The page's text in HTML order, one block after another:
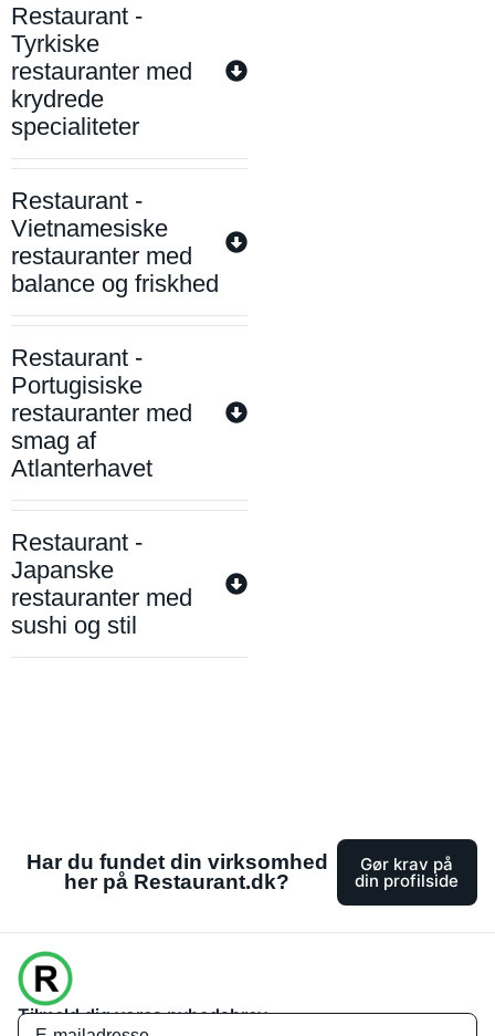
Restaurant -
Tyrkiske
restauranter med
krydrede
specialiteter
Restaurant -
Vietnamesiske
restauranter med
balance og friskhed
Restaurant -
Portugisiske
restauranter med
smag af
Atlanterhavet
Restaurant -
Japanske
restauranter med
sushi og stil
Har du fundet din virksomhed
her på Restaurant.dk?
Gør krav på
din profilside
Tilmeld dig vores nyhedsbrev